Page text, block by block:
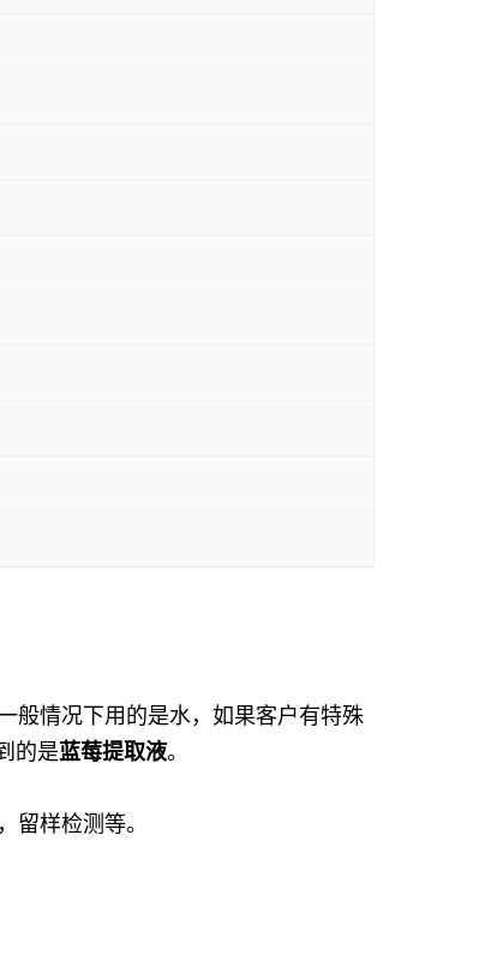
般情况下用的是水，如果客户有特殊
的是蓝莓提取液。
留样检测等。